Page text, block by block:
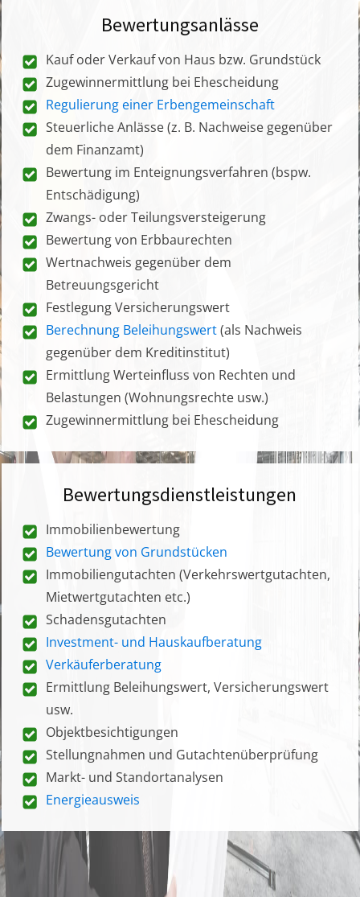
Bewertungsanlässe
Kauf oder Verkauf von Haus bzw. Grundstück
Zugewinnermittlung bei Ehescheidung
Regulierung einer Erbengemeinschaft
Steuerliche Anlässe (z. B. Nachweise gegenüber
dem Finanzamt)
Bewertung im Enteignungsverfahren (bspw.
Entschädigung)
Zwangs- oder Teilungsversteigerung
Bewertung von Erbbaurechten
Wertnachweis gegenüber dem
Betreuungsgericht
Festlegung Versicherungswert
Berechnung Beleihungswert(als Nachweis
gegenüber dem Kreditinstitut)
Ermittlung Werteinfluss von Rechten und
Belastungen (Wohnungsrechte usw.)
Zugewinnermittlung bei Ehescheidung
Bewertungsdienstleistungen
Immobilienbewertung
Bewertung von Grundstücken
Immobiliengutachten (Verkehrswertgutachten,
Mietwertgutachten etc.)
Schadensgutachten
Investment- und Hauskaufberatung
Verkäuferberatung
Ermittlung Beleihungswert, Versicherungswert
usw.
Objektbesichtigungen
Stellungnahmen und Gutachtenüberprüfung
Markt- und Standortanalysen
Energieausweis